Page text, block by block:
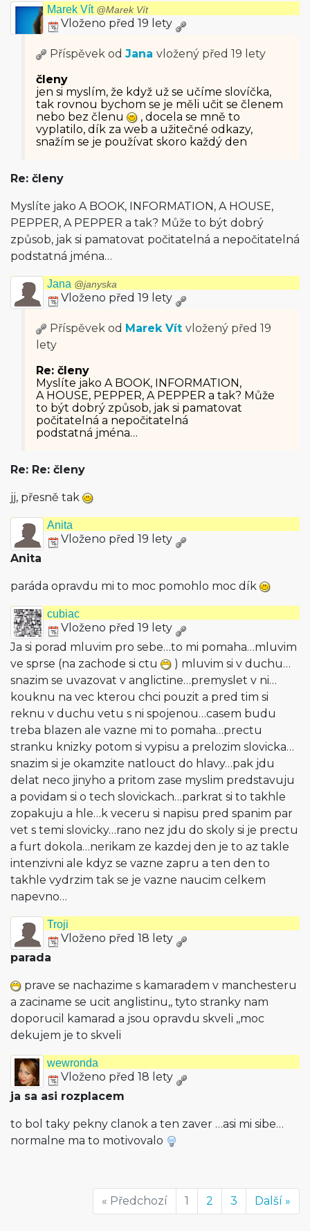
Marek Vít @Marek Vít
Vloženo před 19 lety
Příspěvek od Jana vložený před 19 lety
členy
jen si myslím, že když už se učíme slovíčka,
tak rovnou bychom se je měli učit se členem
nebo bez členu
, docela se mně to
vyplatilo, dík za web a užitečné odkazy,
snažím se je používat skoro každý den
Re: členy
Myslíte jako A BOOK, INFORMATION, A HOUSE,
PEPPER, A PEPPER a tak? Může to být dobrý
způsob, jak si pamatovat počitatelná a nepočitatelná
podstatná jména…
Jana @janyska
Vloženo před 19 lety
Příspěvek od Marek Vít vložený před 19
lety
Re: členy
Myslíte jako A BOOK, INFORMATION,
A HOUSE, PEPPER, A PEPPER a tak? Může
to být dobrý způsob, jak si pamatovat
počitatelná a nepočitatelná
podstatná jména…
Re: Re: členy
jj, přesně tak
Anita
Vloženo před 19 lety
Anita
paráda opravdu mi to moc pomohlo moc dík
cubiac
Vloženo před 19 lety
Ja si porad mluvim pro sebe…to mi pomaha…mluvim
ve sprse (na zachode si ctu
) mluvim si v duchu…
snazim se uvazovat v anglictine…pre­myslet v ni…
kouknu na vec kterou chci pouzit a pred tim si
reknu v duchu vetu s ni spojenou…casem budu
treba blazen ale vazne mi to pomaha…prectu
stranku knizky potom si vypisu a prelozim slovicka…
snazim si je okamzite natlouct do hlavy…pak jdu
delat neco jinyho a pritom zase myslim predstavuju
a povidam si o tech slovickach…parkrat si to takhle
zopakuju a hle…k veceru si napisu pred spanim par
vet s temi slovicky…rano nez jdu do skoly si je prectu
a furt dokola…nerikam ze kazdej den je to az takle
intenzivni ale kdyz se vazne zapru a ten den to
takhle vydrzim tak se je vazne naucim celkem
napevno…
Troji
Vloženo před 18 lety
parada
prave se nachazime s kamaradem v manchesteru
a zaciname se ucit anglistinu,, tyto stranky nam
doporucil kamarad a jsou opravdu skveli ,,moc
dekujem je to skveli
wewronda
Vloženo před 18 lety
ja sa asi rozplacem
to bol taky pekny clanok a ten zaver …asi mi sibe…
normalne ma to motivovalo
« Předchozí 1 2 3 Další »